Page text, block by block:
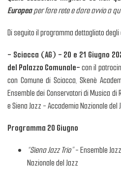
Europeaper fare rete e dare avvio a
Di seguito il programma dettagliato degli
- Sciacca (AG) - 20 e 21 Giugno
del Palazzo Comunale-con il
con Comune di Sciacca, Skenè
Ensemble dei Conservatori di Musica di
e Siena Jazz - Accademia Nazionale
Programma 20 Giugno
“Siena Jazz Trio”- Ensemble
Nazionale del Jazz